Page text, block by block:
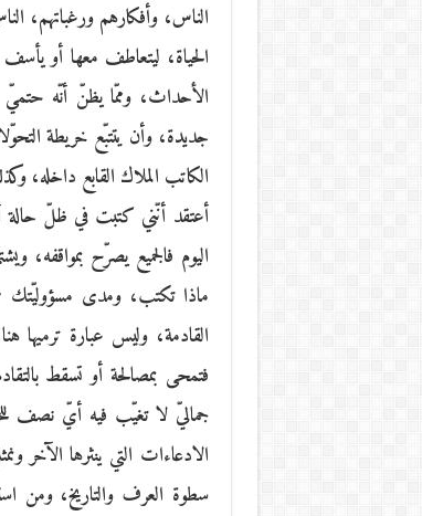
الناس، وأفكارهم ورغباتهم،
الحياة، ليتعاطف معها أو
الأحداث، وممّا يظنّ أنّه حتميّ
جديدة، وأن يتتبّع خريطة
الكاتب الملاك القابع داخله،
أعتقد أنّني كتبت في ظلّ حالة
اليوم فالجميع يصرّح
ماذا تكتب، ومدى مسؤوليّتك
القادمة، وليس عبارة ترميها
فتمحى بمصالحة أو تسقط
جماليّ لا تغيّب فيه أيّ نصف
الادعاءات التي ينثرها الآخر
سطوة العرف والتاريخ، ومن